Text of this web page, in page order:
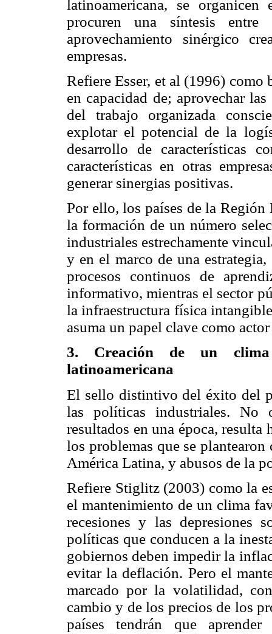
latinoamericana, se
procuren una síntesis entre
aprovechamiento sinérgico
empresas.
Refiere Esser, et al (1996) como
en capacidad de; aprovechar
del trabajo organizada
explotar el potencial de la
desarrollo de características
características en otras
generar sinergias positivas.
Por ello, los países de la Región
la formación de un número
industriales estrechamente
y en el marco de una
procesos continuos de
informativo, mientras el sector
la infraestructura física
asuma un papel clave como
3. Creación de un
latinoamericana
El sello distintivo del éxito del
las políticas industriales. No
resultados en una época, resulta
los problemas que se
América Latina, y abusos de la
Refiere Stiglitz (2003) como la
el mantenimiento de un clima
recesiones y las depresiones
políticas que conducen a la
gobiernos deben impedir la
evitar la deflación. Pero el
marcado por la volatilidad,
cambio y de los precios de los
países tendrán que